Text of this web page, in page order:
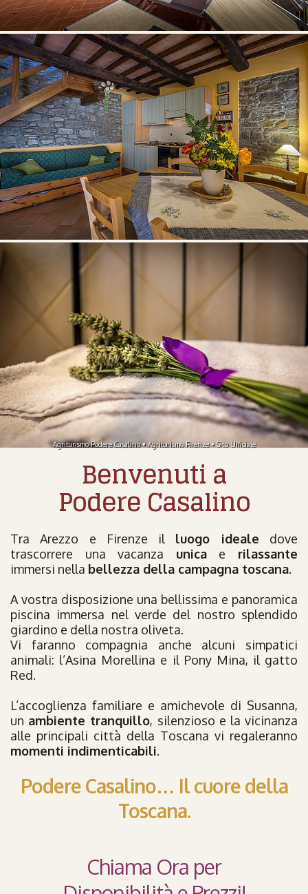
Agriturismo Podere Casalino • Agriturismo Firenze • Sito Ufficiale
Benvenuti a
Podere Casalino
Tra Arezzo e Firenze il luogo ideale dove
trascorrere una vacanza unicae rilassante
immersi nella bellezza della campagna toscana.
A vostra disposizione una bellissima e panoramica
piscina immersa nel verde del nostro splendido
giardino e della nostra oliveta.
Vi faranno compagnia anche alcuni simpatici
animali: l’Asina Morellina e il Pony Mina, il gatto
Red.
L’accoglienza familiare e amichevole di Susanna,
un ambiente tranquillo, silenzioso e la vicinanza
alle principali città della Toscana vi regaleranno
momenti indimenticabili.
Podere Casalino… Il cuore della
Toscana.
Chiama Ora per